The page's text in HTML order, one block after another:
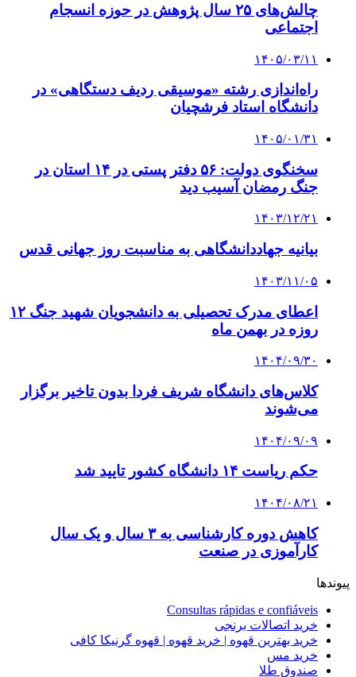
چالش‌های ۲۵ سال پژوهش در حوزه انسجام
اجتماعی
۱۴۰۵/۰۳/۱۱
راه‌اندازی رشته «موسیقی ردیف دستگاهی» در
دانشگاه استاد فرشچیان
۱۴۰۵/۰۱/۳۱
سخنگوی دولت: ۵۶ دفتر پستی در ۱۴ استان در
جنگ رمضان آسیب دید
۱۴۰۳/۱۲/۲۱
بیانیه جهاددانشگاهی به مناسبت روز جهانی قدس
۱۴۰۳/۱۱/۰۵
اعطای مدرک تحصیلی به دانشجویان شهید جنگ ۱۲
روزه در بهمن ماه
۱۴۰۴/۰۹/۳۰
کلاس‌های دانشگاه شریف فردا بدون تاخیر برگزار
می‌شوند
۱۴۰۴/۰۹/۰۹
حکم ریاست ۱۴ دانشگاه کشور تایید شد
۱۴۰۴/۰۸/۲۱
کاهش دوره کارشناسی به ۳ سال و یک سال
کارآموزی در صنعت
پیوندها
Consultas rápidas e confiáveis
خرید اتصالات برنجی
خرید بهترین قهوه | خرید قهوه | قهوه گرنیکا کافی
خرید مس
صندوق طلا